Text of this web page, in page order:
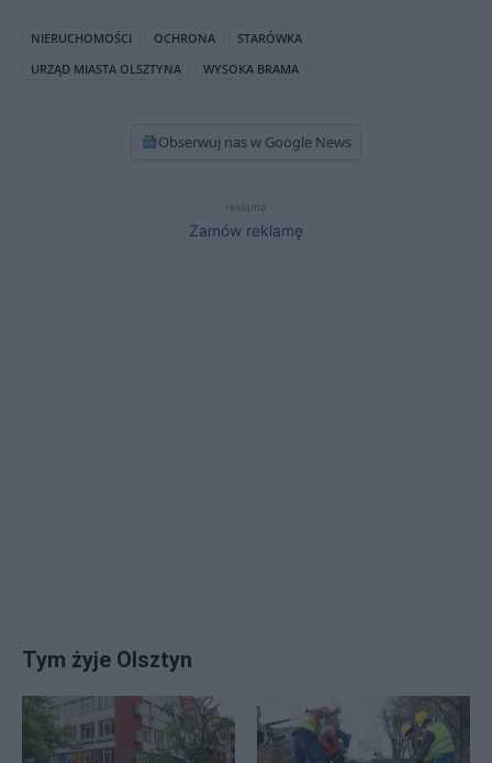
NIERUCHOMOŚCI OCHRONA
STARÓWKA
URZĄD MIASTA OLSZTYNA
WYSOKA BRAMA
Obserwuj nas w Google News
reklama
Zamów reklamę
Tym żyje Olsztyn